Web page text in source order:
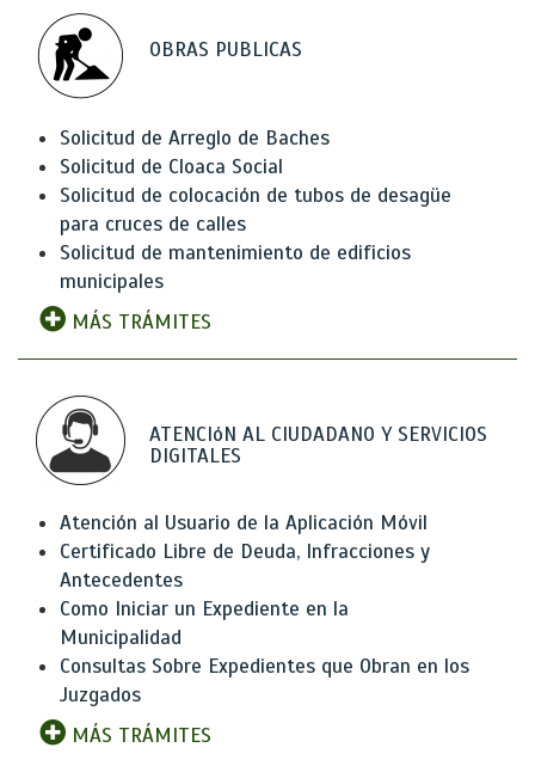
OBRAS PUBLICAS
Solicitud de Arreglo de Baches
Solicitud de Cloaca Social
Solicitud de colocación de tubos de desagüe
para cruces de calles
Solicitud de mantenimiento de edificios
municipales
MÁS TRÁMITES
ATENCIóN AL CIUDADANO Y SERVICIOS
DIGITALES
Atención al Usuario de la Aplicación Móvil
Certificado Libre de Deuda, Infracciones y
Antecedentes
Como Iniciar un Expediente en la
Municipalidad
Consultas Sobre Expedientes que Obran en los
Juzgados
MÁS TRÁMITES